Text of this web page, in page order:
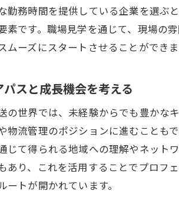
勤務時間を提供している企業を選ぶ
素です。職場見学を通じて、現場の
ムーズにスタートさせることができま
パスと成長機会を考える
の世界では、未経験からでも豊かな
物流管理のポジションに進むことも
じて得られる地域への理解やネット
あり、これを活用することでプロフ
ートが開かれています。